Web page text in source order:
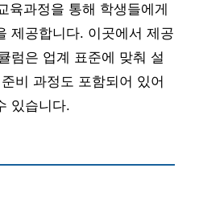
육과정을 통해 학생들에게
제공합니다. 이곳에서 제공
럼은 업계 표준에 맞춰 설
비 과정도 포함되어 있어
있습니다.